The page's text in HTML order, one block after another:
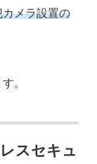
カメラ設置の
。
スセキュ